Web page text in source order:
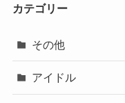
カテゴリー
その他
アイドル